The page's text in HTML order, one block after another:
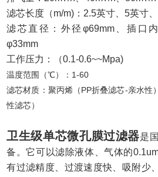
滤芯长度（m/m)：2.5英寸、5英寸
滤芯直径：外径φ69mm、插口
φ33mm
工作压力：（0.1-0.6~~Mpa)
温度范围（℃）：1-60
滤芯材质：聚丙烯（PP折叠滤芯-亲水性
性滤芯）
卫生级单芯微孔膜过滤器是
备。它可以滤除液体、气体的
有过滤精度、过渡速度快、吸附少